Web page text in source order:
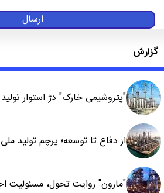
ارسال
گزارش
"پتروشیمی خارک" دژ استوار
از دفاع تا توسعه؛ پرچم تولید
"مارون" روایت تحول، مسئولیت